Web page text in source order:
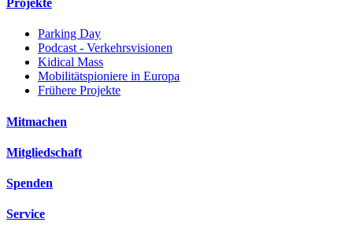
Projekte
Parking Day
Podcast - Verkehrsvisionen
Kidical Mass
Mobilitätspioniere in Europa
Frühere Projekte
Mitmachen
Mitgliedschaft
Spenden
Service